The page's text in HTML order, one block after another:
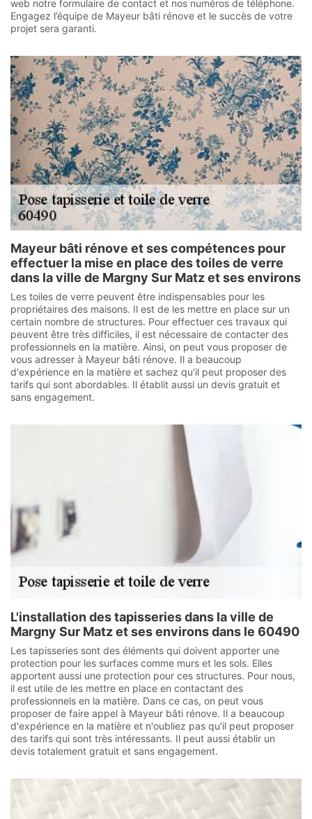
web notre formulaire de contact et nos numéros de téléphone.
Engagez l’équipe de Mayeur bâti rénove et le succès de votre
projet sera garanti.
Mayeur bâti rénove et ses compétences pour
effectuer la mise en place des toiles de verre
dans la ville de Margny Sur Matz et ses environs
Les toiles de verre peuvent être indispensables pour les
propriétaires des maisons. Il est de les mettre en place sur un
certain nombre de structures. Pour effectuer ces travaux qui
peuvent être très difficiles, il est nécessaire de contacter des
professionnels en la matière. Ainsi, on peut vous proposer de
vous adresser à Mayeur bâti rénove. Il a beaucoup
d'expérience en la matière et sachez qu'il peut proposer des
tarifs qui sont abordables. Il établit aussi un devis gratuit et
sans engagement.
L'installation des tapisseries dans la ville de
Margny Sur Matz et ses environs dans le 60490
Les tapisseries sont des éléments qui doivent apporter une
protection pour les surfaces comme murs et les sols. Elles
apportent aussi une protection pour ces structures. Pour nous,
il est utile de les mettre en place en contactant des
professionnels en la matière. Dans ce cas, on peut vous
proposer de faire appel à Mayeur bâti rénove. Il a beaucoup
d'expérience en la matière et n'oubliez pas qu'il peut proposer
des tarifs qui sont très intéressants. Il peut aussi établir un
devis totalement gratuit et sans engagement.